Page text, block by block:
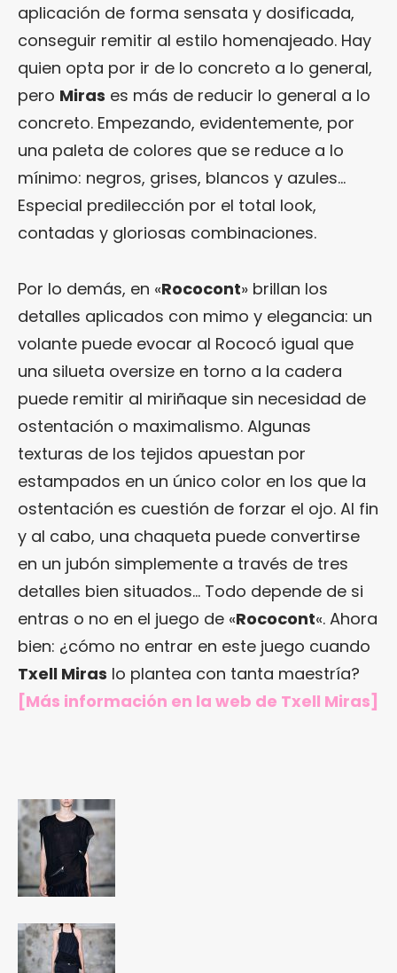
aplicación de forma sensata y dosificada,
conseguir remitir al estilo homenajeado. Hay
quien opta por ir de lo concreto a lo general,
pero Miras es más de reducir lo general a lo
concreto. Empezando, evidentemente, por
una paleta de colores que se reduce a lo
mínimo: negros, grises, blancos y azules…
Especial predilección por el total look,
contadas y gloriosas combinaciones.
Por lo demás, en «Rococont» brillan los
detalles aplicados con mimo y elegancia: un
volante puede evocar al Rococó igual que
una silueta oversize en torno a la cadera
puede remitir al miriñaque sin necesidad de
ostentación o maximalismo. Algunas
texturas de los tejidos apuestan por
estampados en un único color en los que la
ostentación es cuestión de forzar el ojo. Al fin
y al cabo, una chaqueta puede convertirse
en un jubón simplemente a través de tres
detalles bien situados… Todo depende de si
entras o no en el juego de «Rococont«. Ahora
bien: ¿cómo no entrar en este juego cuando
Txell Miras lo plantea con tanta maestría?
[Más información en la web de Txell Miras]